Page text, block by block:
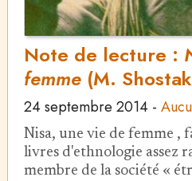
Note de lecture :
femme(M.
24 septembre 2014-
Nisa, une vie de femme ,
livres d'ethnologie assez
membre de la société «